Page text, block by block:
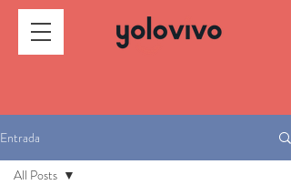
Entrada
All Posts